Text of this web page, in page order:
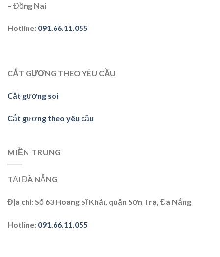
– Đồng Nai
Hotline: 091.66.11.055
CẮT GƯƠNG THEO YÊU CẦU
Cắt gương soi
Cắt gương theo yêu cầu
MIỀN TRUNG
TẠI ĐÀ NẴNG
Địa chỉ:Số 63 Hoàng Sĩ Khải, quận Sơn Trà, Đà Nẵng
Hotline: 091.66.11.055